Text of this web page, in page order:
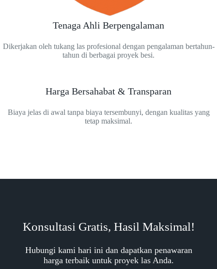
Tenaga Ahli Berpengalaman
Dikerjakan oleh tukang las profesional dengan pengalaman bertahun-
tahun di berbagai proyek besi.
Harga Bersahabat & Transparan
Biaya jelas di awal tanpa biaya tersembunyi, dengan kualitas yang
tetap maksimal.
Konsultasi Gratis, Hasil Maksimal!
Hubungi kami hari ini dan dapatkan penawaran
harga terbaik untuk proyek las Anda.